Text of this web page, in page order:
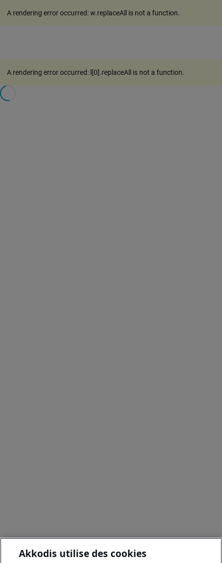
A rendering error occurred:w.replaceAll is not a function.
A rendering error occurred: l[0].replaceAll is not a function.
Akkodis utilise des cookies